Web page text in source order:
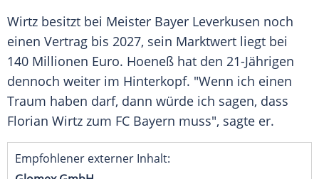
Wirtz besitzt bei Meister Bayer Leverkusen noch
einen Vertrag bis 2027, sein Marktwert liegt bei
140 Millionen Euro. Hoeneß hat den 21-Jährigen
dennoch weiter im Hinterkopf. "Wenn ich einen
Traum haben darf, dann würde ich sagen, dass
Florian Wirtz zum FC Bayern muss", sagte er.
Empfohlener externer Inhalt: